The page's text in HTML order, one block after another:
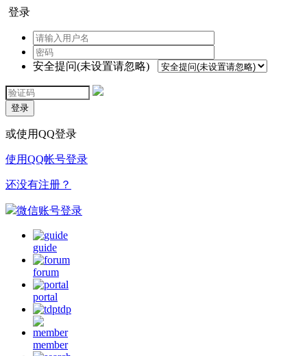
登录
安全提问(未设置请忽略)
登录
或使用QQ登录
使用QQ帐号登录
还没有注册？
微信账号登录
guide
forum
portal
tdp
member